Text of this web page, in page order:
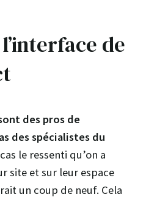
de
des pros de
des spécialistes du
le ressenti qu’on a
site et sur leur espace
un coup de neuf. Cela